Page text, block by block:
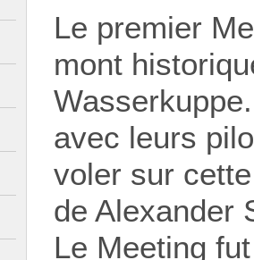
Le premier
mont
avec leurs
voler sur
de Alexander
Le Meeting